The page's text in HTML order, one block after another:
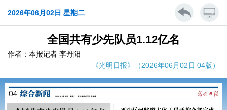
2026年06月02日 星期二
全国共有少先队员1.12亿名
作者：本报记者 李丹阳
《光明日报》（2026年06月02日 04版）